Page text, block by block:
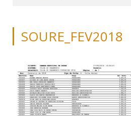
SOURE_FEV2018